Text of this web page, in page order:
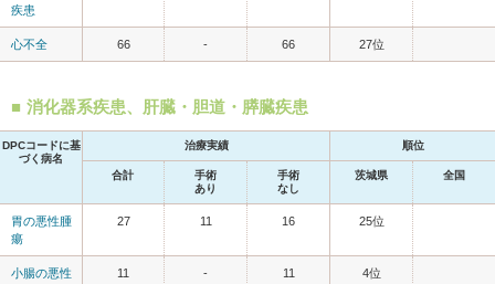
疾患
心不全 66 - 66 27位
消化器系疾患、肝臓・胆道・膵臓疾患
DPCコードに基
づく病名
治療実績 順位
合計
手術
あり
手術
なし
茨城県 全国
胃の悪性腫
瘍
27 11 16 25位
小腸の悪性
11 - 11 4位